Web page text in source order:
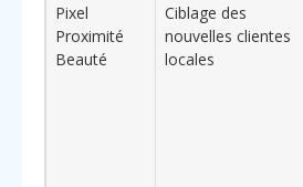
Pixel
Proximité
Beauté
Ciblage des
nouvelles clientes
locales